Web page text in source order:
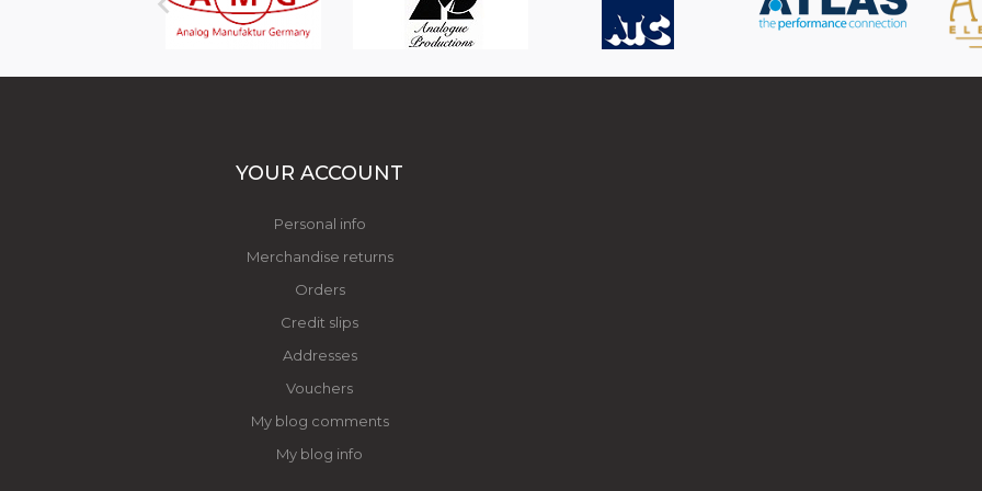
YOUR ACCOUNT
Personal info
Merchandise returns
Orders
Credit slips
Addresses
Vouchers
My blog comments
My blog info